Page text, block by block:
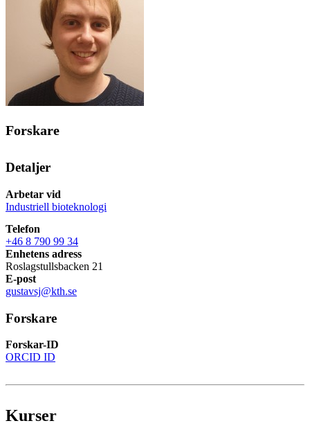
Forskare
Detaljer
Arbetar vid
Industriell bioteknologi
Telefon
+46 8 790 99 34
Enhetens adress
Roslagstullsbacken 21
E-post
gustavsj@kth.se
Forskare
Forskar-ID
ORCID ID
Kurser